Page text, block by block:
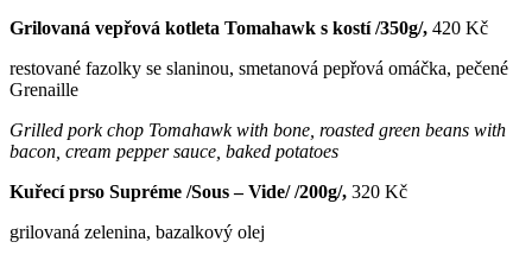
Grilovaná vepřová kotleta Tomahawk s kostí /350g/, 420 Kč
restované fazolky se slaninou, smetanová pepřová omáčka, pečené
Grenaille
Grilled pork chop Tomahawk with bone, roasted green beans with
bacon, cream pepper sauce, baked potatoes
Kuřecí prso Supréme /Sous – Vide/ /200g/, 320 Kč
grilovaná zelenina, bazalkový olej